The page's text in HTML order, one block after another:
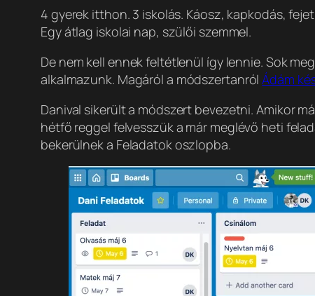
4 gyerek itthon. 3 iskolás. Káosz, kapkodás,
Egy átlag iskolai nap, szülői szemmel.
De nem kell ennek feltétlenül így lennie. Sok
alkalmazunk. Magáról a módszertanrólÁdám
Danival sikerült a módszert bevezetni. Amikor
hétfő reggel felvesszük a már meglévő heti
bekerülnek a Feladatok oszlopba.